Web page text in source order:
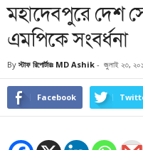
মহাদেবপুরে দেশ
এমপিকে সংবর্ধনা
By স্টাফ রিপোর্টারঃ MD Ashik - জুলাই ২৩,
Facebook